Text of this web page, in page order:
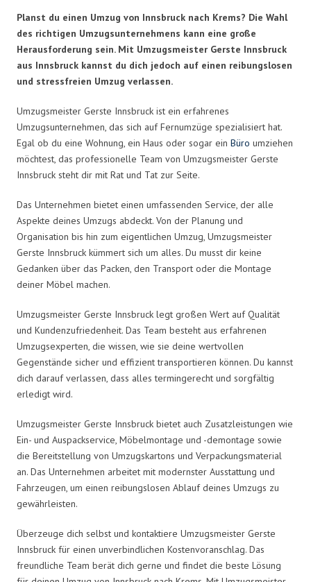
Planst du einen Umzug von Innsbruck nach Krems? Die Wahl
des richtigen Umzugsunternehmens kann eine große
Herausforderung sein. Mit Umzugsmeister Gerste Innsbruck
aus Innsbruck kannst du dich jedoch auf einen reibungslosen
und stressfreien Umzug verlassen.
Umzugsmeister Gerste Innsbruck ist ein erfahrenes
Umzugsunternehmen, das sich auf Fernumzüge spezialisiert hat.
Egal ob du eine Wohnung, ein Haus oder sogar ein Büro umziehen
möchtest, das professionelle Team von Umzugsmeister Gerste
Innsbruck steht dir mit Rat und Tat zur Seite.
Das Unternehmen bietet einen umfassenden Service, der alle
Aspekte deines Umzugs abdeckt. Von der Planung und
Organisation bis hin zum eigentlichen Umzug, Umzugsmeister
Gerste Innsbruck kümmert sich um alles. Du musst dir keine
Gedanken über das Packen, den Transport oder die Montage
deiner Möbel machen.
Umzugsmeister Gerste Innsbruck legt großen Wert auf Qualität
und Kundenzufriedenheit. Das Team besteht aus erfahrenen
Umzugsexperten, die wissen, wie sie deine wertvollen
Gegenstände sicher und effizient transportieren können. Du kannst
dich darauf verlassen, dass alles termingerecht und sorgfältig
erledigt wird.
Umzugsmeister Gerste Innsbruck bietet auch Zusatzleistungen wie
Ein- und Auspackservice, Möbelmontage und -demontage sowie
die Bereitstellung von Umzugskartons und Verpackungsmaterial
an. Das Unternehmen arbeitet mit modernster Ausstattung und
Fahrzeugen, um einen reibungslosen Ablauf deines Umzugs zu
gewährleisten.
Überzeuge dich selbst und kontaktiere Umzugsmeister Gerste
Innsbruck für einen unverbindlichen Kostenvoranschlag. Das
freundliche Team berät dich gerne und findet die beste Lösung